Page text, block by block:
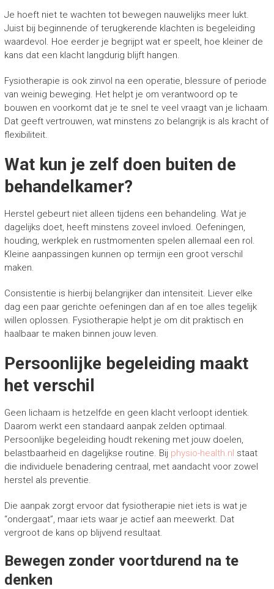
Je hoeft niet te wachten tot bewegen nauwelijks meer lukt.
Juist bij beginnende of terugkerende klachten is begeleiding
waardevol. Hoe eerder je begrijpt wat er speelt, hoe kleiner de
kans dat een klacht langdurig blijft hangen.
Fysiotherapie is ook zinvol na een operatie, blessure of periode
van weinig beweging. Het helpt je om verantwoord op te
bouwen en voorkomt dat je te snel te veel vraagt van je lichaam.
Dat geeft vertrouwen, wat minstens zo belangrijk is als kracht of
flexibiliteit.
Wat kun je zelf doen buiten de
behandelkamer?
Herstel gebeurt niet alleen tijdens een behandeling. Wat je
dagelijks doet, heeft minstens zoveel invloed. Oefeningen,
houding, werkplek en rustmomenten spelen allemaal een rol.
Kleine aanpassingen kunnen op termijn een groot verschil
maken.
Consistentie is hierbij belangrijker dan intensiteit. Liever elke
dag een paar gerichte oefeningen dan af en toe alles tegelijk
willen oplossen. Fysiotherapie helpt je om dit praktisch en
haalbaar te maken binnen jouw leven.
Persoonlijke begeleiding maakt
het verschil
Geen lichaam is hetzelfde en geen klacht verloopt identiek.
Daarom werkt een standaard aanpak zelden optimaal.
Persoonlijke begeleiding houdt rekening met jouw doelen,
belastbaarheid en dagelijkse routine. Bij physio-health.nl staat
die individuele benadering centraal, met aandacht voor zowel
herstel als preventie.
Die aanpak zorgt ervoor dat fysiotherapie niet iets is wat je
“ondergaat”, maar iets waar je actief aan meewerkt. Dat
vergroot de kans op blijvend resultaat.
Bewegen zonder voortdurend na te
denken